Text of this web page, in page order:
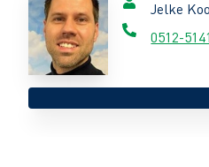
Jelke
0512-